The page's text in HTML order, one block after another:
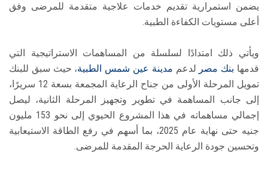
يضمن استمرارية تقديم خدمات علاجية متقدمة للمرضى وفق
أعلى مستويات الكفاءة الطبية.
ويأتي ذلك امتدادًا لسلسلة من المساهمات الاستراتيجية التي
قدمها بنك مصر لدعم مدينة عين شمس الطبية، حيث سبق للبنك
تمويل المرحلة الأولى من جناح الرعاية المجمعة بسعة 12 سريرًا،
إلى جانب المساهمة في تطوير وتجهيز المرحلة الثانية، ليصل
إجمالي مساهماته في هذا المشروع الحيوي إلى نحو 153 مليون
جنيه حتى نهاية عام 2025، بما أسهم في رفع الطاقة الاستيعابية
وتحسين جودة الرعاية الحرجة المقدمة للمرضى.